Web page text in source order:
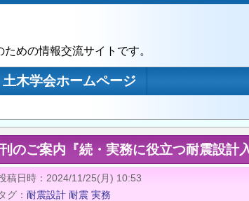
めの情報交流サイトです。
土木学会ホームページ
のご案内『続・実務に役立つ耐震設計
稿日時
2024/11/25(月) 10:53
グ 耐震設計 耐震 実務